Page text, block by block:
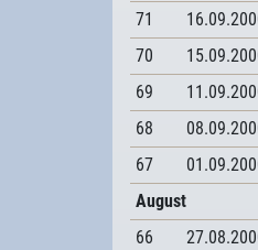
71
70
69
68
67
August
66